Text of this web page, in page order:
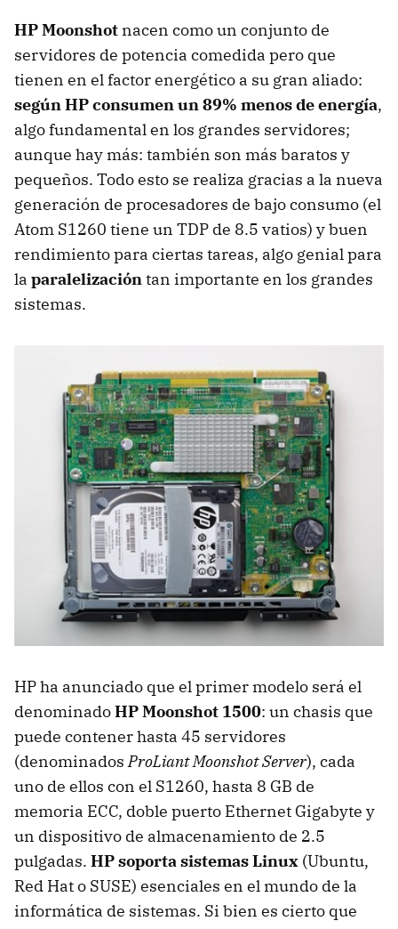
HP Moonshot nacen como un conjunto de
servidores de potencia comedida pero que
tienen en el factor energético a su gran aliado:
según HP consumen un 89% menos de energía,
algo fundamental en los grandes servidores;
aunque hay más: también son más baratos y
pequeños. Todo esto se realiza gracias a la nueva
generación de procesadores de bajo consumo (el
Atom S1260 tiene un TDP de 8.5 vatios) y buen
rendimiento para ciertas tareas, algo genial para
la paralelizacióntan importante en los grandes
sistemas.
HP ha anunciado que el primer modelo será el
denominadoHP Moonshot 1500: un chasis que
puede contener hasta 45 servidores
(denominadosProLiant Moonshot Server), cada
uno de ellos con el S1260, hasta 8 GB de
memoria ECC, doble puerto Ethernet Gigabyte y
un dispositivo de almacenamiento de 2.5
pulgadas. HP soporta sistemas Linux (Ubuntu,
Red Hat o SUSE) esenciales en el mundo de la
informática de sistemas. Si bien es cierto que